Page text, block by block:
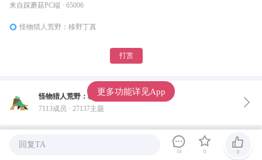
来自踩蘑菇PC端 · 65006
怪物猎人荒野：移野丁真
打赏
怪物猎人荒野：移野丁真
7113成员 · 27137主题
热门
回复TA
14 0 0
更多功能详见App